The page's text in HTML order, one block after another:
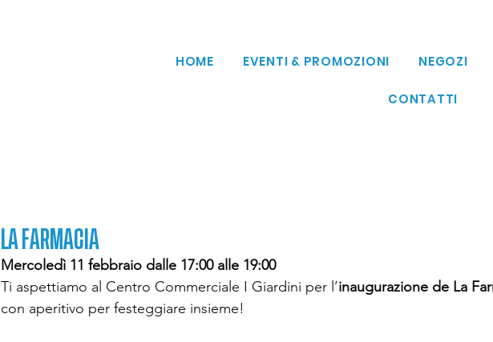
HOME EVENTI & PROMOZIONI NEGOZI
CONTATTI
LA FARMACIA
Mercoledì 11 febbraio dalle 17:00 alle 19:00
Ti aspettiamo al Centro Commerciale I Giardini per l’inaugurazione de La
con aperitivo per festeggiare insieme!